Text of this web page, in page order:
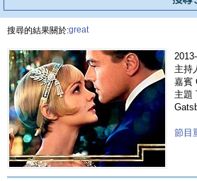
搜尋的結果關於:great
主持
嘉賓
主題
節目